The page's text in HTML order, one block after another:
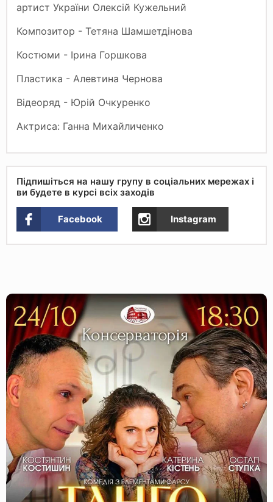
артист України Олексій Кужельний
Композитор - Тетяна Шамшетдінова
Костюми - Ірина Горшкова
Пластика - Алевтина Чернова
Відеоряд - Юрій Очкуренко
Актриса: Ганна Михайличенко
Підпишіться на нашу групу в соціальних мережах і
ви будете в курсі всіх заходів
Facebook Instagram